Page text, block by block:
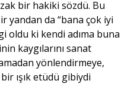
bir hakiki sözdü. Bu
yandan da “bana çok iyi
oldu ki kendi adıma buna
kaygılarını sanat
yönlendirmeye,
ışık etüdü gibiydi